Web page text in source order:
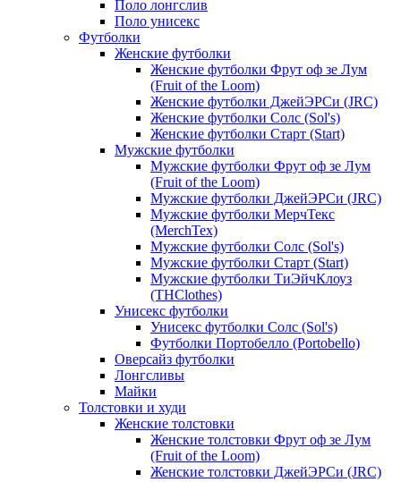
Поло лонгслив
Поло унисекс
Футболки
Женские футболки
Женские футболки Фрут оф зе Лум
(Fruit of the Loom)
Женские футболки ДжейЭРСи (JRC)
Женские футболки Солс (Sol's)
Женские футболки Старт (Start)
Мужские футболки
Мужские футболки Фрут оф зе Лум
(Fruit of the Loom)
Мужские футболки ДжейЭРСи (JRC)
Мужские футболки МерчТекс
(MerchTex)
Мужские футболки Солс (Sol's)
Мужские футболки Старт (Start)
Мужские футболки ТиЭйчКлоуз
(THClothes)
Унисекс футболки
Унисекс футболки Солс (Sol's)
Футболки Портобелло (Portobello)
Оверсайз футболки
Лонгсливы
Майки
Толстовки и худи
Женские толстовки
Женские толстовки Фрут оф зе Лум
(Fruit of the Loom)
Женские толстовки ДжейЭРСи (JRC)